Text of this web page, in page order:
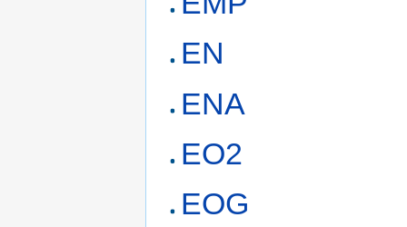
EN
ENA
EO2
EOG